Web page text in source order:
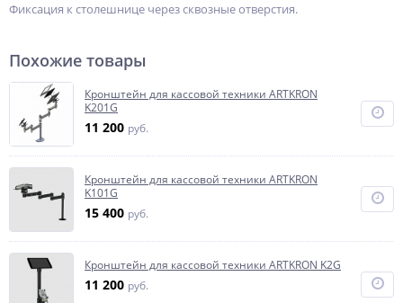
Фиксация к столешнице через сквозные отверстия.
Похожие товары
Кронштейн для кассовой техники ARTKRON
K201G
11 200 руб.
Кронштейн для кассовой техники ARTKRON
K101G
15 400 руб.
Кронштейн для кассовой техники ARTKRON K2G
11 200 руб.